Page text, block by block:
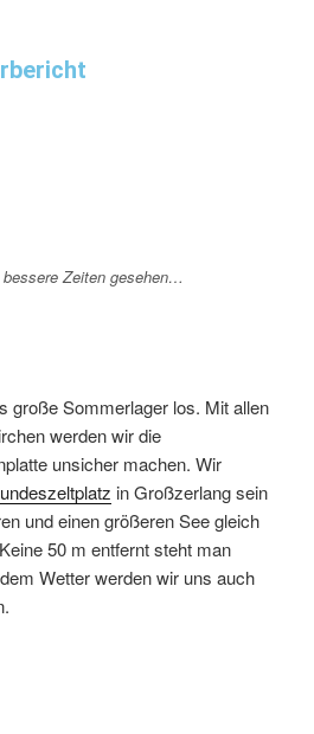
Zeiten gesehen…
große Sommerlager los. Mit allen
werden wir die
unsicher machen. Wir
in Großzerlang sein
und einen größeren See gleich
50 m entfernt steht man
Wetter werden wir uns auch